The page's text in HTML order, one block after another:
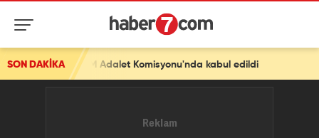
SON DAKİKA
Komisyonu'nda kabul edildi